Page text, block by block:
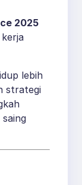
2025
lebih
strategi